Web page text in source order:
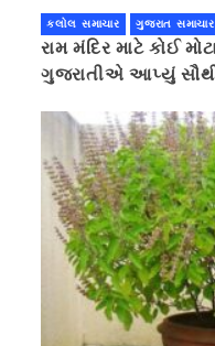
કલોલ સમાચાર ગુજરાત સમાચાર
રામ મંદિર માટે કોઈ
ગુજરાતીએ આપ્યું